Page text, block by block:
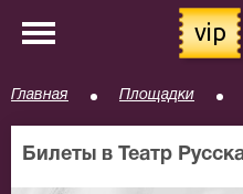
vip
Главная Площадки
Билеты в Театр